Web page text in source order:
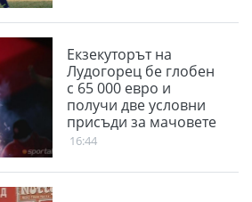
Екзекуторът на
Лудогорец бе глобен
с 65 000 евро и
получи две условни
присъди за мачовете
с "орлите"
16:44